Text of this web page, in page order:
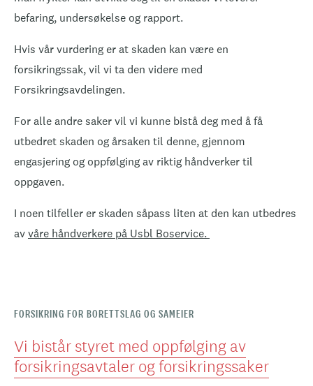
befaring, undersøkelse og rapport.
Hvis vår vurdering er at skaden kan være en
forsikringssak, vil vi ta den videre med
Forsikringsavdelingen.
For alle andre saker vil vi kunne bistå deg med å få
utbedret skaden og årsaken til denne, gjennom
engasjering og oppfølging av riktig håndverker til
oppgaven.
I noen tilfeller er skaden såpass liten at den kan utbedres
avvåre håndverkere på Usbl Boservice.
FORSIKRING FOR BORETTSLAG OG SAMEIER
Vi bistår styret med oppfølging av
forsikringsavtaler og forsikringssaker